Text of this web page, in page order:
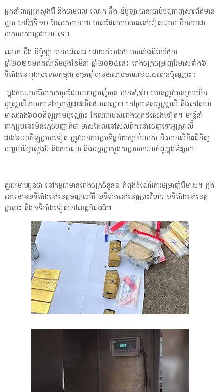
អ្នកនាំពាក្យក្រសួងរ៉ែ និងថាមពល លោក អ៊ឹង ឌីប៉ូឡា បានប្រាប់បណ្តាញសារព័ត៌មាន
មួយ នៅថ្ងៃទី១០ ខែមេសានេះថា មាសដែលចាប់បាននៅវៀតណាម មិនមែនជា
មាសរបស់កម្ពុជានោះទេ។
លោក អ៊ឹង ឌីប៉ូឡា បានបដិសេធ ដោយសំអាងថា ចាប់តាំងពីខែមិថុនា
ឆ្នាំ២០២១មកដល់ត្រឹមចុងខែមីនា ឆ្នាំ២០២៤នេះ រោងចក្រចម្រាញ់រ៉ែមាសទាំង៦
ទីតាំងនៅក្នុងប្រទេសកម្ពុជា ចម្រាញ់បានមាសប្រមាណ១០,៥តោនប៉ុណ្ណោះ។
ក្នុងចំណោមរ៉ែមាសសរុបដែលគេចម្រាញ់បាន មាន៩,៩០ តោនត្រូវបានក្រុមហ៊ុន
អូស្ដ្រាលីនាំយកទៅចម្រាញ់ជាផលិតផលសម្រេច នៅប្រទេសអូស្ដ្រាលី និងនៅសល់
មាសជាង៦០០គីឡូក្រាមប៉ុណ្ណោះ ដែលជារបស់រោងចក្រ៥ផ្សេងទៀត។ មន្ដ្រីនាំ
ពាក្យរូបនេះមិនភ្លេចបញ្ជាក់ថា មាសដែលនៅសល់ពីការនាំចេញទៅអូស្ដ្រាលី
ជាង៦០០គីឡូក្រាមទៀត ត្រូវបានកត់ត្រាទិន្នន័យច្បាស់លាស់ និងមានលិខិតពិនិត្យ
បញ្ជាក់ពីក្រសួងរ៉ែ និងថាមពល និងអន្ដរក្រសួងសម្រាប់ការលក់ដូរក្នុងទីផ្សារ។
គួរជម្រាបជូនថា នៅកម្ពុជាមានរោងចក្រចំនួន៦ កំពុងដំណើរការចម្រាញ់រ៉ែមាស។ ក្នុង
នោះមាន២ទីតាំងនៅខេត្តមណ្ឌលគិរី ២ទីតាំងនៅខេត្តព្រះវិហារ ១ទីតាំងនៅខេត្ត
ក្រចេះ និង១ទីតាំងទៀតនៅខេត្តកំពង់ធំ៕